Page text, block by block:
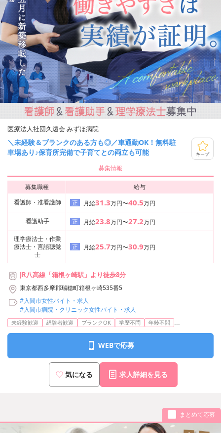
医療法人社団久遠会 みずほ病院
＼未経験＆ブランクのある方も◎／車通勤OK！無料駐
車場あり♪保育所完備で子育てとの両立も可能
キープ
募集情報
募集職種
給与
看護師・准看護師
正 月給31.3万円〜40.5万円
看護助手 正 月給23.8万円〜27.2万円
理学療法士・作業
療法士・言語聴覚
士
正 月給25.7万円〜30.9万円
JR八高線「箱根ヶ崎駅」より徒歩8分
東京都西多摩郡瑞穂町箱根ヶ崎535番5
#入間市女性バイト・求人
#入間市病院・クリニック女性バイト・求人
未経験歓迎 経験者歓迎 ブランクOK 学歴不問 年齢不問 ...
WEBで応募
気になる 求人詳細を見る
まとめて応募